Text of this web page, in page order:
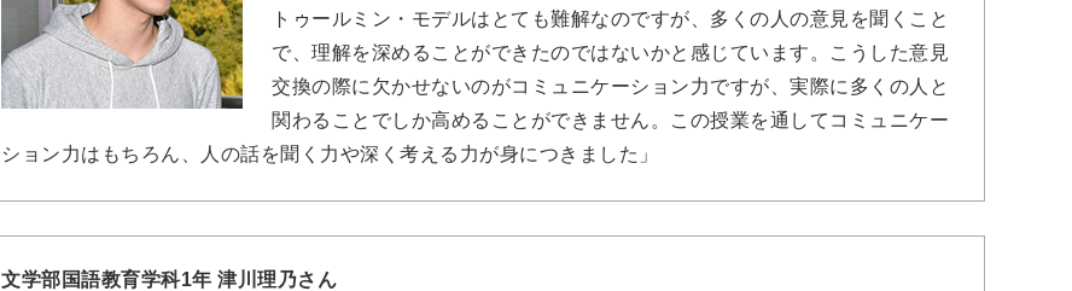
トゥールミン・モデルはとても難解なのですが、多くの人の意見を聞くこと
で、理解を深めることができたのではないかと感じています。こうした意見
交換の際に欠かせないのがコミュニケーション力ですが、実際に多くの人と
関わることでしか高めることができません。この授業を通してコミュニケー
ション力はもちろん、人の話を聞く力や深く考える力が身につきました」
文学部国語教育学科1年 津川理乃さん